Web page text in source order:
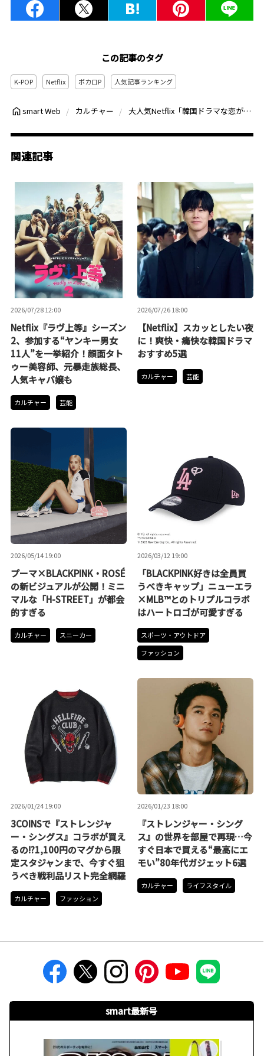
この記事のタグ
K-POP Netflix ボカロP 人気記事ランキング
smart Web カルチャー 大人気Netflix「韓国ドラマな恋がしたい」出演者8人プロフィール、ENHYPENメディアショーケースをレポートほか【カルチャーの人気記事 月間ベスト3】（2023年11月）
関連記事
2026/07/28 12:00
Netflix『ラヴ上等』シーズン
2、参加する“ヤンキー男女
11人”を一挙紹介！顔面タト
ゥー美容師、元暴走族総長、
人気キャバ嬢も
カルチャー 芸能
2026/07/26 18:00
【Netflix】スカッとしたい夜
に！爽快・痛快な韓国ドラマ
おすすめ5選
カルチャー 芸能
2026/05/14 19:00
プーマ×BLACKPINK・ROSÉ
の新ビジュアルが公開！ミニ
マルな「H-STREET」が都会
的すぎる
カルチャー スニーカー
2026/03/12 19:00
「BLACKPINK好きは全員買
うべきキャップ」ニューエラ
×MLB™とのトリプルコラボ
はハートロゴが可愛すぎる
スポーツ・アウトドア
ファッション
2026/01/24 19:00
3COINSで『ストレンジャ
ー・シングス』コラボが買え
るの!?1,100円のマグから限
定スタジャンまで、今すぐ狙
うべき戦利品リスト完全網羅
カルチャー ファッション
2026/01/23 18:00
『ストレンジャー・シング
ス』の世界を部屋で再現…今
すぐ日本で買える“最高にエ
モい”80年代ガジェット6選
カルチャー ライフスタイル
smart最新号